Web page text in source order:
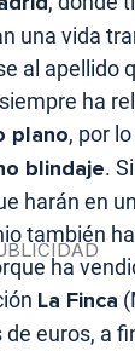
una vida
al apellido
ha
plano, por
blindaje.
harán en
también
ha
La Finca
euros, a